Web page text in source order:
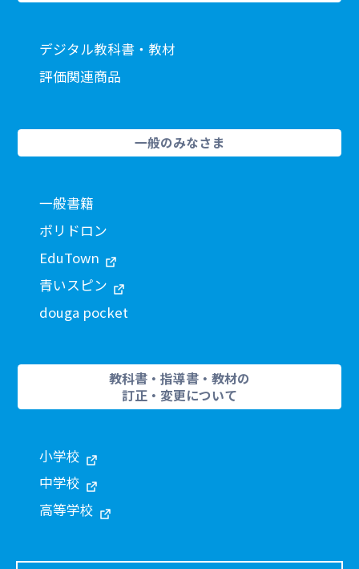
デジタル教科書・教材
評価関連商品
一般のみなさま
一般書籍
ポリドロン
EduTown
青いスピン
douga pocket
教科書・指導書・教材の
訂正・変更について
小学校
中学校
高等学校